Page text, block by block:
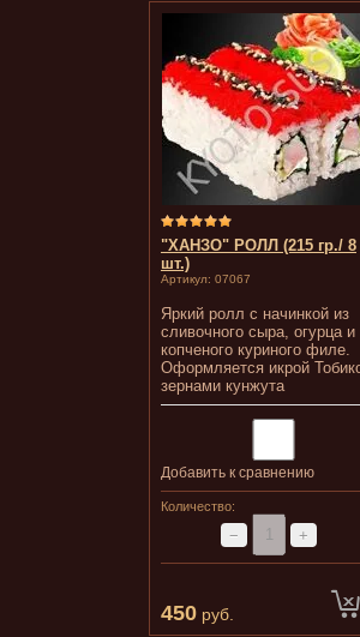
"ХАНЗО" РОЛЛ (215 гр./ 8
шт.)
Артикул: 07067
Яркий ролл с начинкой из
сливочного сыра, огурца и
копченого куриного филе.
Оформляется икрой
зернами кунжута
Добавить к сравнению
Количество:
− +
450 руб.